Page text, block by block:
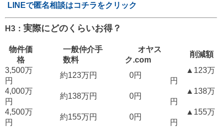
LINEで匿名相談はコチラをクリック
H3： 実際にどのくらいお得？
物件価
格
一般仲介手
数料
オヤス
ク.com
削減額
3,500万
円
約123万円 0円
▲123万
円
4,000万
円
約138万円 0円
▲138万
円
4,500万
円
約155万円 0円
▲155万
円